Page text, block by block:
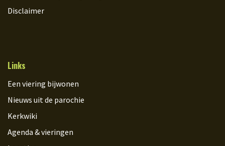
Disclaimer
Links
Een viering bijwonen
Nieuws uit de parochie
Kerkwiki
Agenda & vieringen